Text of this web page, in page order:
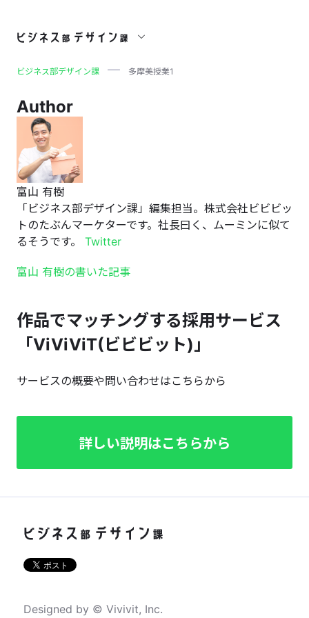
多摩美授業1
ビジネス部デザイン課 多摩美授業1
Author
富山 有樹
「ビジネス部デザイン課」編集担当。株式会社ビビビッ
トのたぶんマーケターです。社長曰く、ムーミンに似て
るそうです。 Twitter
富山 有樹の書いた記事
作品でマッチングする採用サービス
「ViViViT(ビビビット)」
サービスの概要や問い合わせはこちらから
詳しい説明はこちらから
Designed by © Vivivit, Inc.